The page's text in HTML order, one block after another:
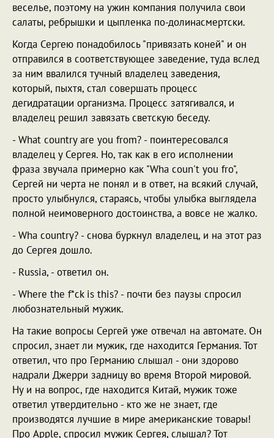
веселье, поэтому на ужин компания получила свои
салаты, ребрышки и цыпленка по-долинасмертски.
Когда Сергею понадобилось "привязать коней" и он
отправился в соответствующее заведение, туда вслед
за ним ввалился тучный владелец заведения,
который, пыхтя, стал совершать процесс
дегидратации организма. Процесс затягивался, и
владелец решил завязать светскую беседу.
- What country are you from? - поинтересовался
владелец у Сергея. Но, так как в его исполнении
фраза звучала примерно как "Wha coun't you fro",
Сергей ни черта не понял и в ответ, на всякий случай,
просто улыбнулся, стараясь, чтобы улыбка выглядела
полной неимоверного достоинства, а вовсе не жалко.
- Wha country? - снова буркнул владелец, и на этот раз
до Сергея дошло.
- Russia, - ответил он.
- Where the f*ck is this? - почти без паузы спросил
любознательный мужик.
На такие вопросы Сергей уже отвечал на автомате. Он
спросил, знает ли мужик, где находится Германия. Тот
ответил, что про Германию слышал - они здорово
надрали Джерри задницу во время Второй мировой.
Ну и на вопрос, где находится Китай, мужик тоже
ответил утвердительно - кто же не знает, где
производятся лучшие в мире американские товары!
Про Apple, спросил мужик Сергея, слышал? Тот